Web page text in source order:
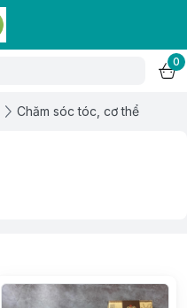
0
Chăm sóc tóc, cơ thể